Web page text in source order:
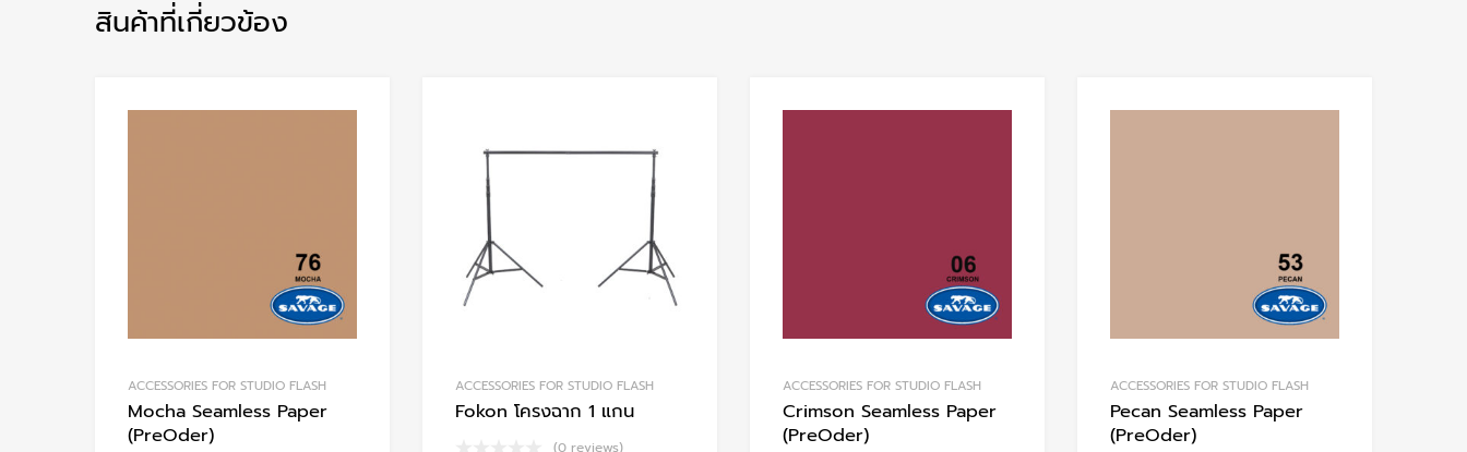
สินค้าที่เกี่ยวข้อง
ACCESSORIES FOR STUDIO FLASH
Mocha Seamless Paper
(PreOder)
ACCESSORIES FOR STUDIO FLASH
Fokon โครงฉาก 1 แกน
(0 reviews)
ACCESSORIES FOR STUDIO FLASH
Crimson Seamless Paper
(PreOder)
ACCESSORIES FOR STUDIO FLASH
Pecan Seamless Paper
(PreOder)